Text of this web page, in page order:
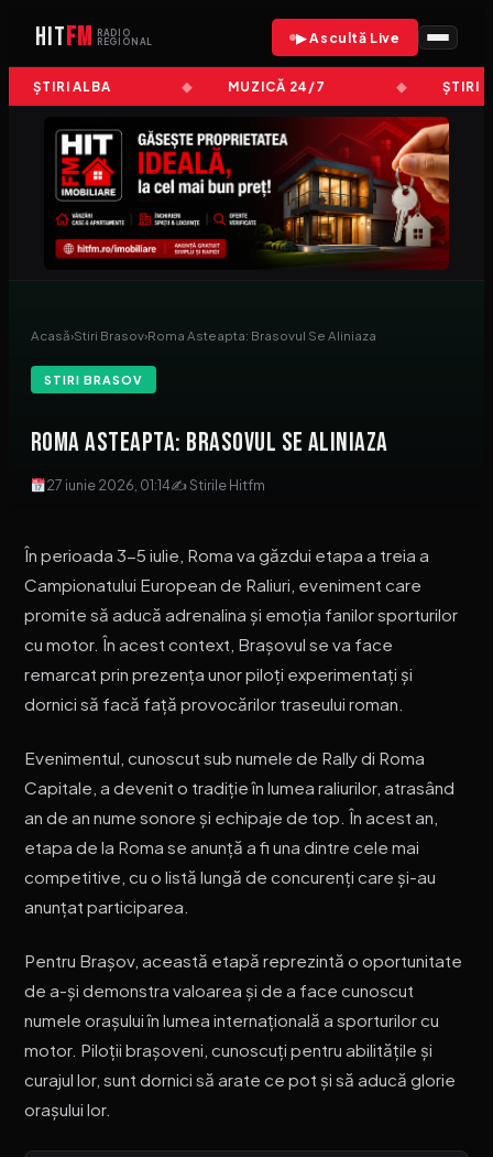
HITFM
RADIO
REGIONAL
▶ Ascultă Live
ȘTIRI ALBA MUZICĂ 24/7 ȘTIRI
Acasă›Stiri Brasov›Roma Asteapta: Brasovul Se Aliniaza
STIRI BRASOV
Roma Asteapta: Brasovul Se Aliniaza
27 iunie 2026, 01:14✍ Stirile Hitfm
În perioada 3-5 iulie, Roma va găzdui etapa a treia a
Campionatului European de Raliuri, eveniment care
promite să aducă adrenalina și emoția fanilor sporturilor
cu motor. În acest context, Brașovul se va face
remarcat prin prezența unor piloți experimentați și
dornici să facă față provocărilor traseului roman.
Evenimentul, cunoscut sub numele de Rally di Roma
Capitale, a devenit o tradiție în lumea raliurilor, atrasând
an de an nume sonore și echipaje de top. În acest an,
etapa de la Roma se anunță a fi una dintre cele mai
competitive, cu o listă lungă de concurenți care și-au
anunțat participarea.
Pentru Brașov, această etapă reprezintă o oportunitate
de a-și demonstra valoarea și de a face cunoscut
numele orașului în lumea internațională a sporturilor cu
motor. Piloții brașoveni, cunoscuți pentru abilitățile și
curajul lor, sunt dornici să arate ce pot și să aducă glorie
orașului lor.